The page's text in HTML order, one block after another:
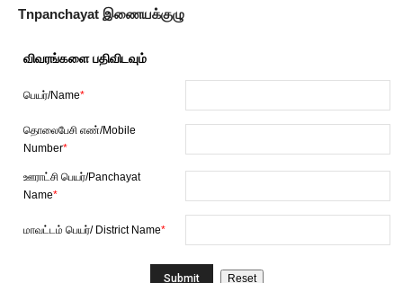
Tnpanchayat இணையக்குழு
விவரங்களை பதிவிடவும்
பெயர்/Name*
தொலைபேசி எண்/Mobile
Number*
ஊராட்சி பெயர்/Panchayat
Name*
மாவட்டம் பெயர்/ District Name*